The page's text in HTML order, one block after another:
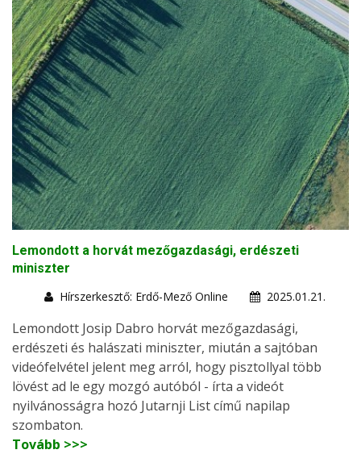
Lemondott a horvát mezőgazdasági, erdészeti
miniszter
Hírszerkesztő: Erdő-Mező Online
2025.01.21.
Lemondott Josip Dabro horvát mezőgazdasági,
erdészeti és halászati miniszter, miután a sajtóban
videófelvétel jelent meg arról, hogy pisztollyal több
lövést ad le egy mozgó autóból - írta a videót
nyilvánosságra hozó Jutarnji List című napilap
szombaton.
Tovább >>>